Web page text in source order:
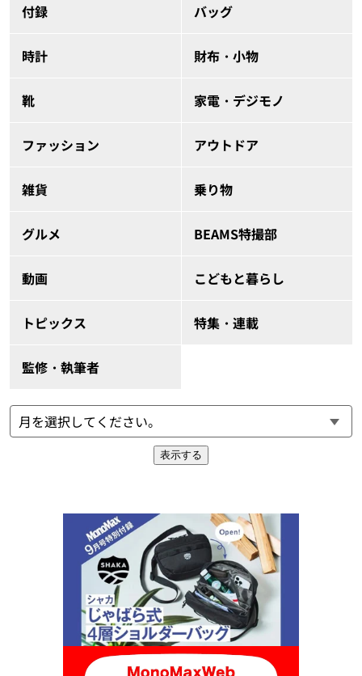
付録 バッグ
時計 財布・小物
靴 家電・デジモノ
ファッション アウトドア
雑貨 乗り物
グルメ BEAMS特撮部
動画 こどもと暮らし
トピックス 特集・連載
監修・執筆者
表示する